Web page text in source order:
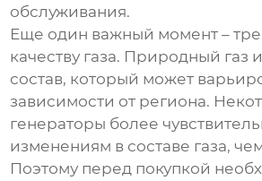
обслуживания.
Еще один важный момент –
качеству газа. Природный газ
состав, который может
зависимости от региона.
генераторы более
изменениям в составе газа,
Поэтому перед покупкой